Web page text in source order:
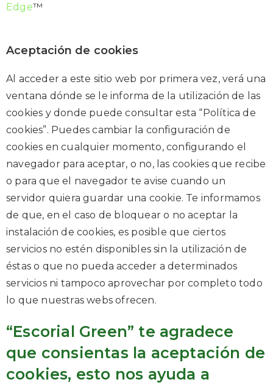
Edge™
Aceptación de cookies
Al acceder a este sitio web por primera vez, verá una
ventana dónde se le informa de la utilización de las
cookies y donde puede consultar esta “Política de
cookies”. Puedes cambiar la configuración de
cookies en cualquier momento, configurando el
navegador para aceptar, o no, las cookies que recibe
o para que el navegador te avise cuando un
servidor quiera guardar una cookie. Te informamos
de que, en el caso de bloquear o no aceptar la
instalación de cookies, es posible que ciertos
servicios no estén disponibles sin la utilización de
éstas o que no pueda acceder a determinados
servicios ni tampoco aprovechar por completo todo
lo que nuestras webs ofrecen.
“Escorial Green” te agradece
que consientas la aceptación de
cookies, esto nos ayuda a